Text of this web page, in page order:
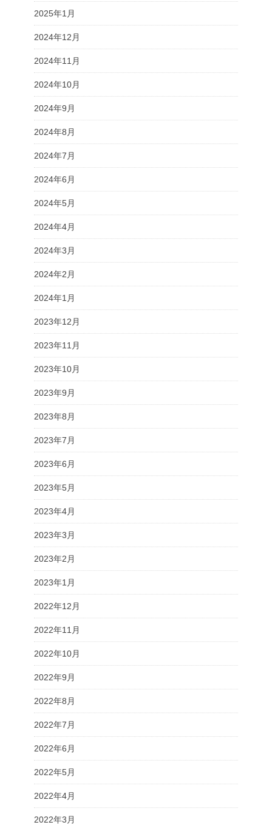
2025年1月
2024年12月
2024年11月
2024年10月
2024年9月
2024年8月
2024年7月
2024年6月
2024年5月
2024年4月
2024年3月
2024年2月
2024年1月
2023年12月
2023年11月
2023年10月
2023年9月
2023年8月
2023年7月
2023年6月
2023年5月
2023年4月
2023年3月
2023年2月
2023年1月
2022年12月
2022年11月
2022年10月
2022年9月
2022年8月
2022年7月
2022年6月
2022年5月
2022年4月
2022年3月